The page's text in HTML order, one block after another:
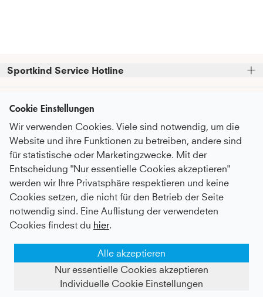
Sportkind Service Hotline
entgegennehmen können.
Telefonische Unterstützung und Beratung unter:
+49 (0)821 319 499 12
Mo - Do
9:00 - 16:00 Uhr
9:00 - 15:00 Uhr
oder auch gerne per E-Mail an
kundenservice@sportkind.de
Kundenservice
FAQ - Häufige Fragen
Serviceversprechen
Pflegeempfehlungen
Zahlung & Versand
Umtausch & Rückgabe
After Sale Service
MEMBER Programm
Informationen
Über Uns
Nachhaltigkeit
Karriere
Botschafter:in werden
Content-Creator werden
Geschenkkarten kaufen
Newsletter
Abonniere unseren Newsletter
bevor du
zum Checkout gehst
und erhalte
regelmäßige Informationen über
Als Dankeschön erhältst du einen 10%-
Gutschein für deine Bestellung*
Zahlungsmethoden
Datenschutz Widerrufsbelehrung Impressum
Vertrag widerrufen
Cookie Einstellungen
Wir verwenden Cookies. Viele sind notwendig, um die
Website und ihre Funktionen zu betreiben, andere sind
für statistische oder Marketingzwecke. Mit der
Entscheidung "Nur essentielle Cookies akzeptieren"
werden wir Ihre Privatsphäre respektieren und keine
Cookies setzen, die nicht für den Betrieb der Seite
notwendig sind. Eine Auflistung der verwendeten
Cookies findest du hier.
Alle akzeptieren
Nur essentielle Cookies akzeptieren
Individuelle Cookie Einstellungen